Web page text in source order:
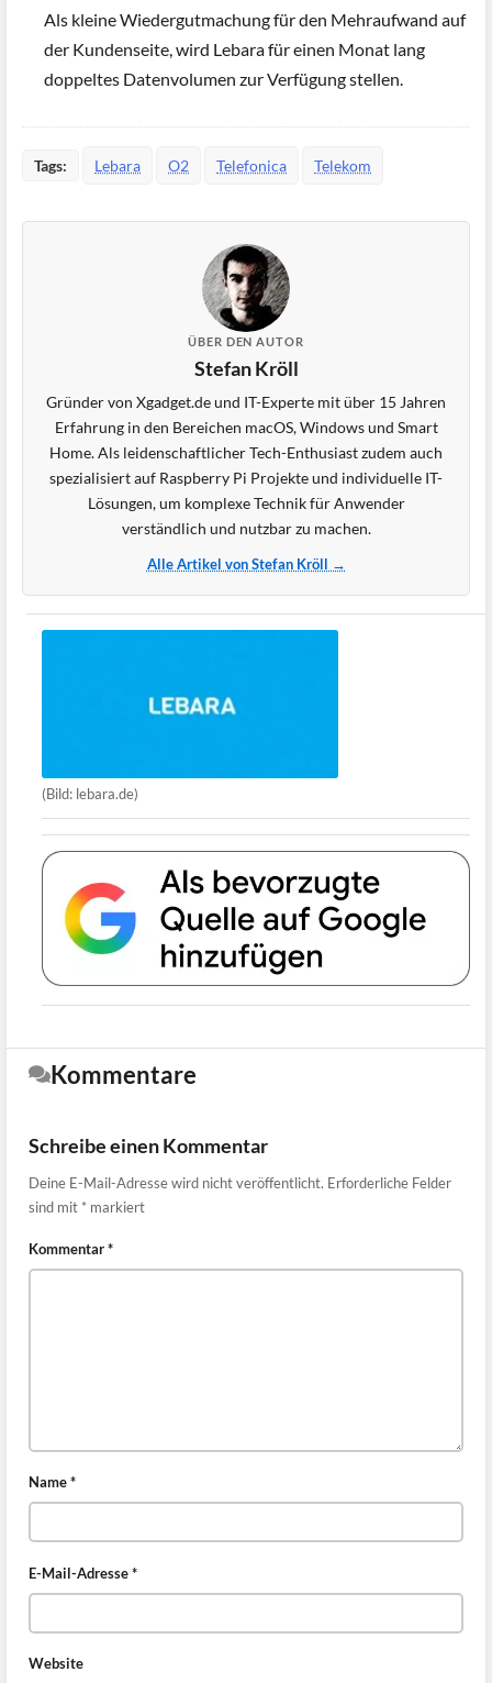
Als kleine Wiedergutmachung für den Mehraufwand auf
der Kundenseite, wird Lebara für einen Monat lang
doppeltes Datenvolumen zur Verfügung stellen.
Tags: Lebara O2 Telefonica Telekom
ÜBER DEN AUTOR
Stefan Kröll
Gründer von Xgadget.de und IT-Experte mit über 15 Jahren
Erfahrung in den Bereichen macOS, Windows und Smart
Home. Als leidenschaftlicher Tech-Enthusiast zudem auch
spezialisiert auf Raspberry Pi Projekte und individuelle IT-
Lösungen, um komplexe Technik für Anwender
verständlich und nutzbar zu machen.
Alle Artikel von Stefan Kröll →
(Bild: lebara.de)
Kommentare
Schreibe einen Kommentar
Deine E-Mail-Adresse wird nicht veröffentlicht. Erforderliche Felder
sind mit * markiert
Kommentar*
Name*
E-Mail-Adresse*
Website